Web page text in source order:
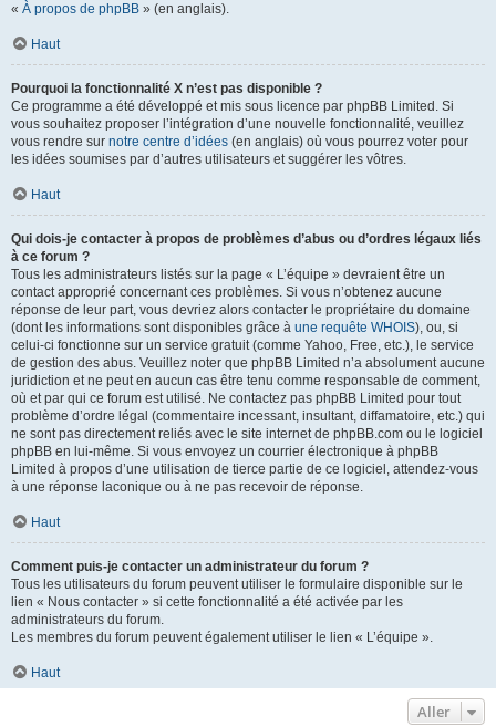
« À propos de phpBB » (en anglais).
Haut
Pourquoi la fonctionnalité X n’est pas disponible ?
Ce programme a été développé et mis sous licence par phpBB Limited. Si
vous souhaitez proposer l’intégration d’une nouvelle fonctionnalité, veuillez
vous rendre sur notre centre d’idées (en anglais) où vous pourrez voter pour
les idées soumises par d’autres utilisateurs et suggérer les vôtres.
Haut
Qui dois-je contacter à propos de problèmes d’abus ou d’ordres légaux liés
à ce forum ?
Tous les administrateurs listés sur la page « L’équipe » devraient être un
contact approprié concernant ces problèmes. Si vous n’obtenez aucune
réponse de leur part, vous devriez alors contacter le propriétaire du domaine
(dont les informations sont disponibles grâce à une requête WHOIS), ou, si
celui-ci fonctionne sur un service gratuit (comme Yahoo, Free, etc.), le service
de gestion des abus. Veuillez noter que phpBB Limited n’a absolument aucune
juridiction et ne peut en aucun cas être tenu comme responsable de comment,
où et par qui ce forum est utilisé. Ne contactez pas phpBB Limited pour tout
problème d’ordre légal (commentaire incessant, insultant, diffamatoire, etc.) qui
ne sont pas directement reliés avec le site internet de phpBB.com ou le logiciel
phpBB en lui-même. Si vous envoyez un courrier électronique à phpBB
Limited à propos d’une utilisation de tierce partie de ce logiciel, attendez-vous
à une réponse laconique ou à ne pas recevoir de réponse.
Haut
Comment puis-je contacter un administrateur du forum ?
Tous les utilisateurs du forum peuvent utiliser le formulaire disponible sur le
lien « Nous contacter » si cette fonctionnalité a été activée par les
administrateurs du forum.
Les membres du forum peuvent également utiliser le lien « L’équipe ».
Haut
Aller